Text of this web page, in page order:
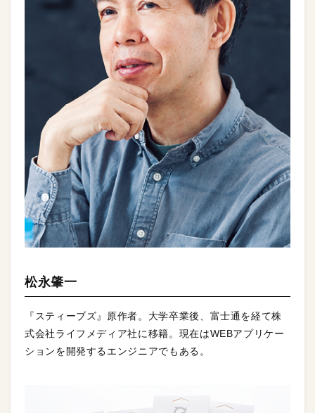
松永肇一
『スティーブズ』原作者。大学卒業後、富士通を経て株
式会社ライフメディア社に移籍。現在はWEBアプリケー
ションを開発するエンジニアでもある。